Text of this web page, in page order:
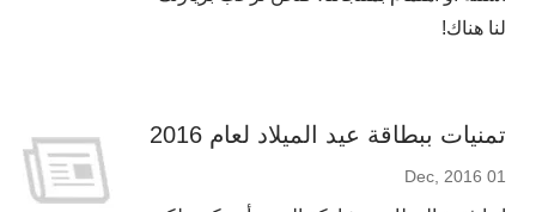
لنا هناك!
تمنيات ببطاقة عيد الميلاد لعام 2016
01 Dec, 2016